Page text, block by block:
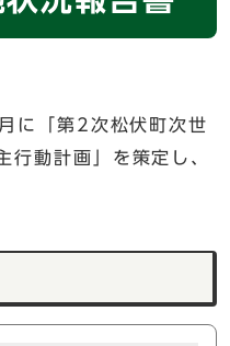
に「第2次松伏町次世
行動計画」を策定し、